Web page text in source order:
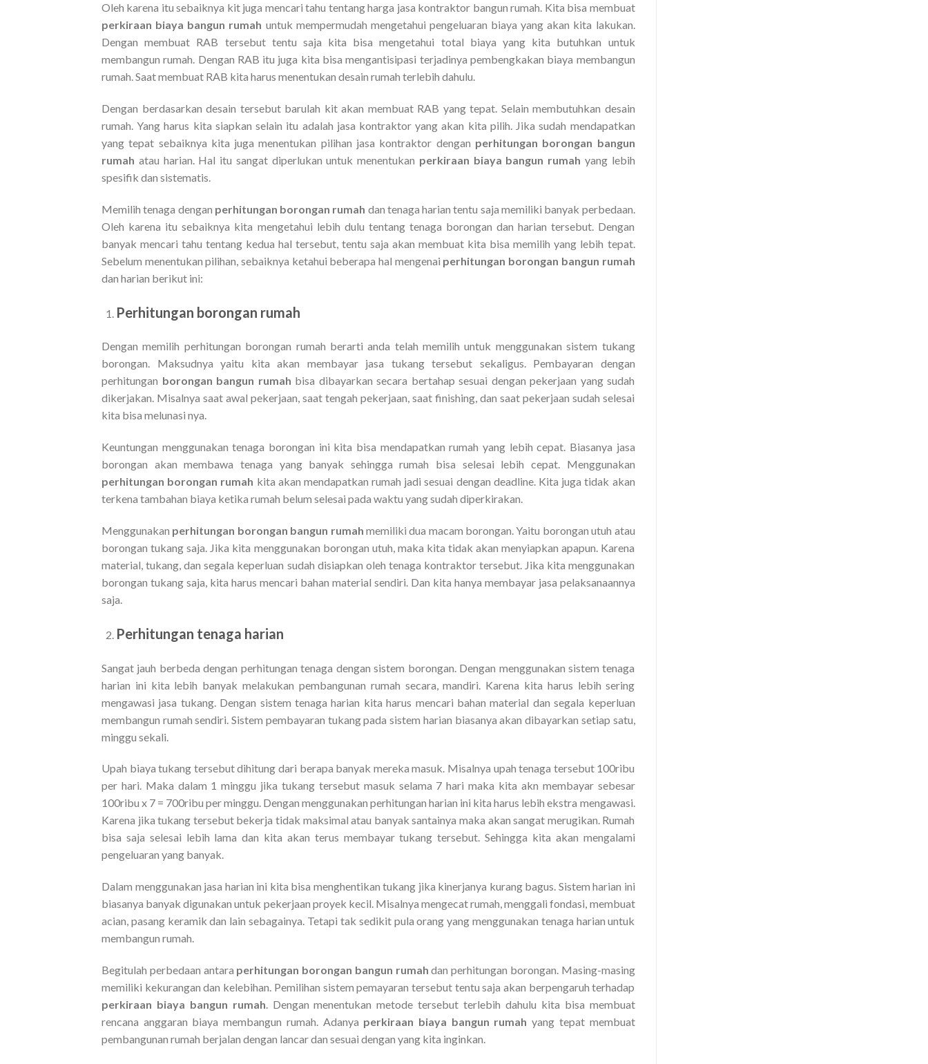
Oleh karena itu sebaiknya kit juga mencari tahu tentang harga jasa kontraktor bangun rumah. Kita bisa membuat
perkiraan biaya bangun rumah untuk mempermudah mengetahui pengeluaran biaya yang akan kita lakukan.
Dengan membuat RAB tersebut tentu saja kita bisa mengetahui total biaya yang kita butuhkan untuk
membangun rumah. Dengan RAB itu juga kita bisa mengantisipasi terjadinya pembengkakan biaya membangun
rumah. Saat membuat RAB kita harus menentukan desain rumah terlebih dahulu.
Dengan berdasarkan desain tersebut barulah kit akan membuat RAB yang tepat. Selain membutuhkan desain
rumah. Yang harus kita siapkan selain itu adalah jasa kontraktor yang akan kita pilih. Jika sudah mendapatkan
yang tepat sebaiknya kita juga menentukan pilihan jasa kontraktor dengan perhitungan borongan bangun
rumah atau harian. Hal itu sangat diperlukan untuk menentukan perkiraan biaya bangun rumah yang lebih
spesifik dan sistematis.
Memilih tenaga dengan perhitungan borongan rumah dan tenaga harian tentu saja memiliki banyak perbedaan.
Oleh karena itu sebaiknya kita mengetahui lebih dulu tentang tenaga borongan dan harian tersebut. Dengan
banyak mencari tahu tentang kedua hal tersebut, tentu saja akan membuat kita bisa memilih yang lebih tepat.
Sebelum menentukan pilihan, sebaiknya ketahui beberapa hal mengenai perhitungan borongan bangun rumah
dan harian berikut ini:
Perhitungan borongan rumah
Dengan memilih perhitungan borongan rumah berarti anda telah memilih untuk menggunakan sistem tukang
borongan. Maksudnya yaitu kita akan membayar jasa tukang tersebut sekaligus. Pembayaran dengan
perhitungan borongan bangun rumah bisa dibayarkan secara bertahap sesuai dengan pekerjaan yang sudah
dikerjakan. Misalnya saat awal pekerjaan, saat tengah pekerjaan, saat finishing, dan saat pekerjaan sudah selesai
kita bisa melunasi nya.
Keuntungan menggunakan tenaga borongan ini kita bisa mendapatkan rumah yang lebih cepat. Biasanya jasa
borongan akan membawa tenaga yang banyak sehingga rumah bisa selesai lebih cepat. Menggunakan
perhitungan borongan rumah kita akan mendapatkan rumah jadi sesuai dengan deadline. Kita juga tidak akan
terkena tambahan biaya ketika rumah belum selesai pada waktu yang sudah diperkirakan.
Menggunakan perhitungan borongan bangun rumah memiliki dua macam borongan. Yaitu borongan utuh atau
borongan tukang saja. Jika kita menggunakan borongan utuh, maka kita tidak akan menyiapkan apapun. Karena
material, tukang, dan segala keperluan sudah disiapkan oleh tenaga kontraktor tersebut. Jika kita menggunakan
borongan tukang saja, kita harus mencari bahan material sendiri. Dan kita hanya membayar jasa pelaksanaannya
saja.
Perhitungan tenaga harian
Sangat jauh berbeda dengan perhitungan tenaga dengan sistem borongan. Dengan menggunakan sistem tenaga
harian ini kita lebih banyak melakukan pembangunan rumah secara, mandiri. Karena kita harus lebih sering
mengawasi jasa tukang. Dengan sistem tenaga harian kita harus mencari bahan material dan segala keperluan
membangun rumah sendiri. Sistem pembayaran tukang pada sistem harian biasanya akan dibayarkan setiap satu,
minggu sekali.
Upah biaya tukang tersebut dihitung dari berapa banyak mereka masuk. Misalnya upah tenaga tersebut 100ribu
per hari. Maka dalam 1 minggu jika tukang tersebut masuk selama 7 hari maka kita akn membayar sebesar
100ribu x 7 = 700ribu per minggu. Dengan menggunakan perhitungan harian ini kita harus lebih ekstra mengawasi.
Karena jika tukang tersebut bekerja tidak maksimal atau banyak santainya maka akan sangat merugikan. Rumah
bisa saja selesai lebih lama dan kita akan terus membayar tukang tersebut. Sehingga kita akan mengalami
pengeluaran yang banyak.
Dalam menggunakan jasa harian ini kita bisa menghentikan tukang jika kinerjanya kurang bagus. Sistem harian ini
biasanya banyak digunakan untuk pekerjaan proyek kecil. Misalnya mengecat rumah, menggali fondasi, membuat
acian, pasang keramik dan lain sebagainya. Tetapi tak sedikit pula orang yang menggunakan tenaga harian untuk
membangun rumah.
Begitulah perbedaan antara perhitungan borongan bangun rumahdan perhitungan borongan. Masing-masing
memiliki kekurangan dan kelebihan. Pemilihan sistem pemayaran tersebut tentu saja akan berpengaruh terhadap
perkiraan biaya bangun rumah. Dengan menentukan metode tersebut terlebih dahulu kita bisa membuat
rencana anggaran biaya membangun rumah. Adanya perkiraan biaya bangun rumah yang tepat membuat
pembangunan rumah berjalan dengan lancar dan sesuai dengan yang kita inginkan.